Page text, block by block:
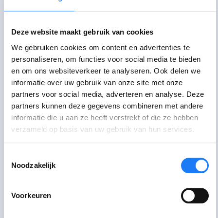
Deze website maakt gebruik van cookies
We gebruiken cookies om content en advertenties te
personaliseren, om functies voor social media te bieden
en om ons websiteverkeer te analyseren. Ook delen we
informatie over uw gebruik van onze site met onze
partners voor social media, adverteren en analyse. Deze
partners kunnen deze gegevens combineren met andere
informatie die u aan ze heeft verstrekt of die ze hebben
verzameld op basis van uw gebruik van hun services.
Noodzakelijk
Voorkeuren
Praat erover
Chat met CLB
Maandag, dinsdag, donderdag 17:00-21:00
uur. Woensdag 14:00-21:00 uur.
Schoolvakanties: maandag-donderdag
14:00-21:00 uur.
Ga langs bij ANBN
jongeren of reageer op het verhaal van